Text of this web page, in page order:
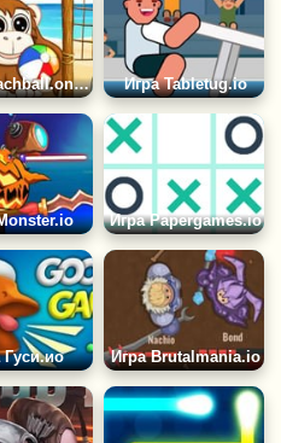
Игра Beachball.online Игра Tabletug.io
Игра Papergames.io
Гуси.ио Игра Brutalmania.io